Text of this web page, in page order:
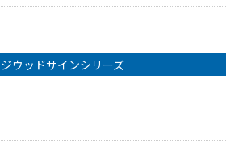
ウッドサインシリーズ